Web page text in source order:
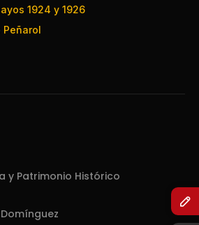
1924 y 1926
Peñarol
y Patrimonio Histórico